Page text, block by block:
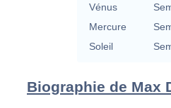
Vénus
Mercure
Soleil
Biographie de Max